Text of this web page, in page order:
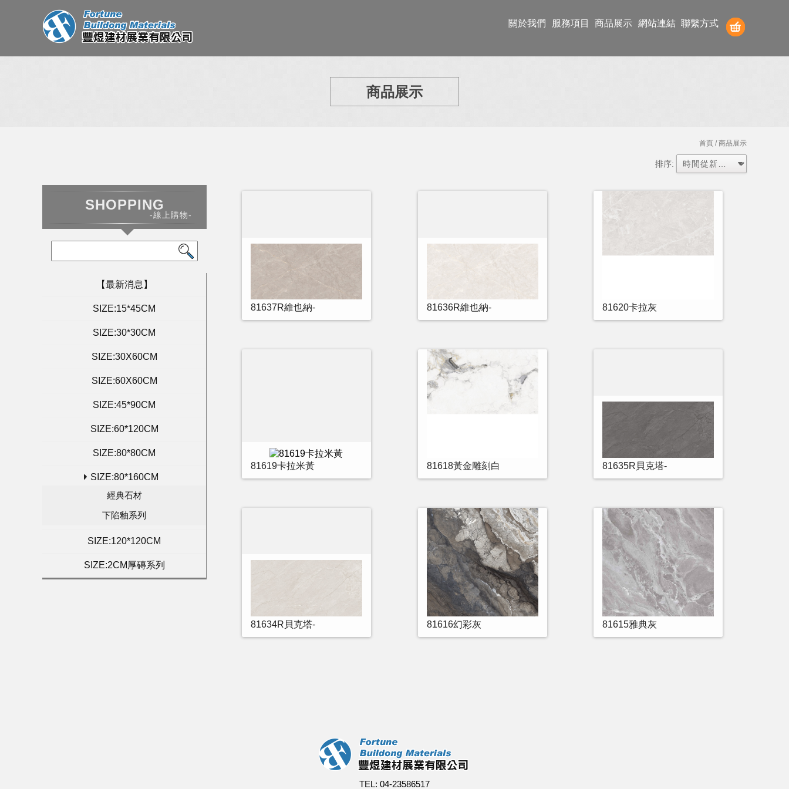
關於我們 服務項目 商品展示 網站連結 聯繫方式
商品展示
首頁 / 商品展示
排序:
SHOPPING
-線上購物-
【最新消息】
SIZE:15*45CM
SIZE:30*30CM
SIZE:30X60CM
SIZE:60X60CM
SIZE:45*90CM
SIZE:60*120CM
SIZE:80*80CM
SIZE:80*160CM
經典石材
下陷釉系列
SIZE:120*120CM
SIZE:2CM厚磚系列
81637R維也納- 81636R維也納- 81620卡拉灰
81619卡拉米黃 81618黃金雕刻白 81635R貝克塔-
81634R貝克塔- 81616幻彩灰 81615雅典灰
TEL: 04-23586517